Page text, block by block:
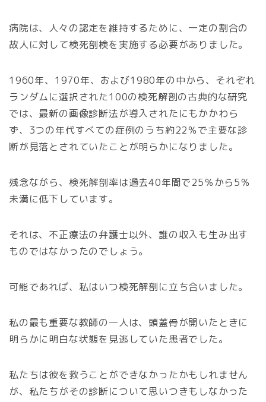
病院は、人々の認定を維持するために、一定の割合の
故人に対して検死剖検を実施する必要がありました。
1960年、1970年、および1980年の中から、それぞれ
ランダムに選択された100の検死解剖の古典的な研究
では、最新の画像診断法が導入されたにもかかわら
ず、3つの年代すべての症例のうち約22％で主要な診
断が見落とされていたことが明らかになりました。
残念ながら、検死解剖率は過去40年間で25％から5％
未満に低下しています。
それは、不正療法の弁護士以外、誰の収入も生み出す
ものではなかったのでしょう。
可能であれば、私はいつ検死解剖に立ち合いました。
私の最も重要な教師の一人は、頭蓋骨が開いたときに
明らかに明白な状態を見逃していた患者でした。
私たちは彼を救うことができなかったかもしれません
が、私たちがその診断について思いつきもしなかった